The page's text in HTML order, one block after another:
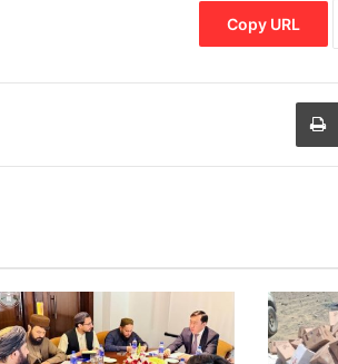
Copy URL
Share
Print